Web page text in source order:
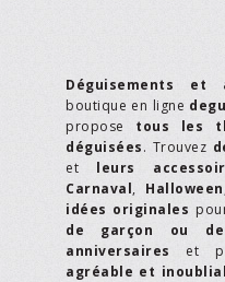
Déguisements
boutique en ligne
propose tous les
déguisées. Trouvez
et leurs
Carnaval, Halloween
idées originales
de garçon ou
anniversaires et
agréable et